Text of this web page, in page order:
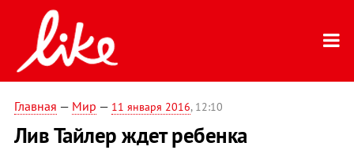
Главная — Мир — 11 января 2016, 12:10
Лив Тайлер ждет ребенка